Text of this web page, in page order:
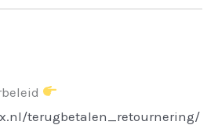
terugbetalen_retournering/